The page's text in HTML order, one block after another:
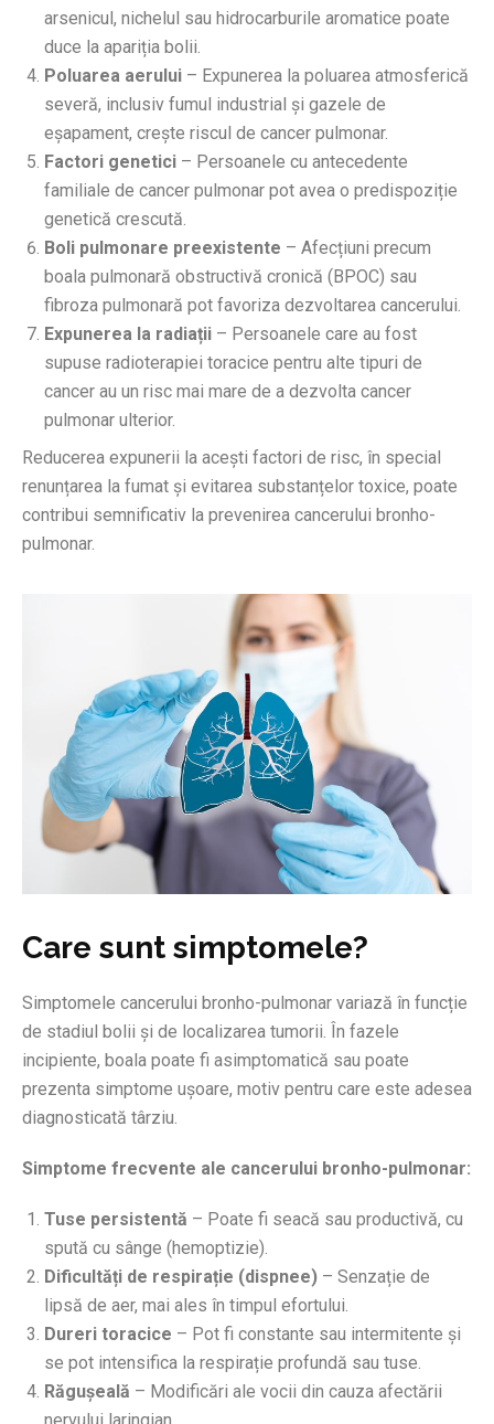
arsenicul, nichelul sau hidrocarburile aromatice poate
duce la apariția bolii.
Poluarea aerului – Expunerea la poluarea atmosferică
severă, inclusiv fumul industrial și gazele de
eșapament, crește riscul de cancer pulmonar.
Factori genetici – Persoanele cu antecedente
familiale de cancer pulmonar pot avea o predispoziție
genetică crescută.
Boli pulmonare preexistente – Afecțiuni precum
boala pulmonară obstructivă cronică (BPOC) sau
fibroza pulmonară pot favoriza dezvoltarea cancerului.
Expunerea la radiații – Persoanele care au fost
supuse radioterapiei toracice pentru alte tipuri de
cancer au un risc mai mare de a dezvolta cancer
pulmonar ulterior.
Reducerea expunerii la acești factori de risc, în special
renunțarea la fumat și evitarea substanțelor toxice, poate
contribui semnificativ la prevenirea cancerului bronho-
pulmonar.
Care sunt simptomele?
Simptomele cancerului bronho-pulmonar variază în funcție
de stadiul bolii și de localizarea tumorii. În fazele
incipiente, boala poate fi asimptomatică sau poate
prezenta simptome ușoare, motiv pentru care este adesea
diagnosticată târziu.
Simptome frecvente ale cancerului bronho-pulmonar:
Tuse persistentă – Poate fi seacă sau productivă, cu
spută cu sânge (hemoptizie).
Dificultăți de respirație (dispnee) – Senzație de
lipsă de aer, mai ales în timpul efortului.
Dureri toracice – Pot fi constante sau intermitente și
se pot intensifica la respirație profundă sau tuse.
Răgușeală – Modificări ale vocii din cauza afectării
nervului laringian.